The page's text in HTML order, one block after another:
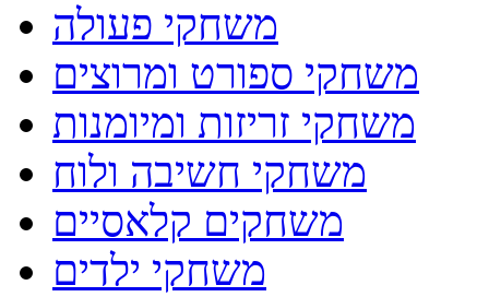
משחקי פעולה
משחקי ספורט ומרוצים
משחקי זריזות ומיומנות
משחקי חשיבה ולוח
משחקים קלאסיים
משחקי ילדים